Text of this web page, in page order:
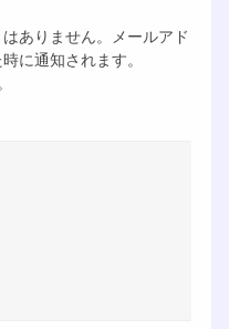
ありません。メールアド
に通知されます。